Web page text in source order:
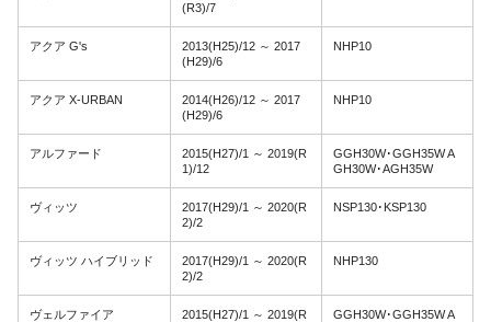
(R3)/7
アクア G's
2013(H25)/12 ～ 2017
(H29)/6
NHP10
アクア X-URBAN
2014(H26)/12 ～ 2017
(H29)/6
NHP10
アルファード
2015(H27)/1 ～ 2019(R
1)/12
GGH30W･GGH35W A
GH30W･AGH35W
ヴィッツ
2017(H29)/1 ～ 2020(R
2)/2
NSP130･KSP130
ヴィッツ ハイブリッド
2017(H29)/1 ～ 2020(R
2)/2
NHP130
ヴェルファイア
2015(H27)/1 ～ 2019(R
GGH30W･GGH35W A